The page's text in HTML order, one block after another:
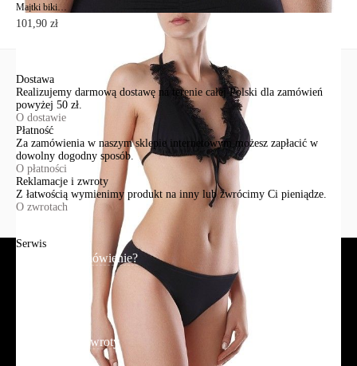
Majtki bikini ze średnim stanem SANDRA
101,90 zł
Dostawa
Realizujemy darmową dostawę na terenie całej Polski dla zamówień
powyżej 50 zł.
O dostawie
Płatność
Za zamówienia w naszym sklepie internetowym możesz zapłacić w
dowolny dogodny sposób.
O płatności
Reklamacje i zwroty
Z łatwością wymienimy produkt na inny lub zwrócimy Ci pieniądze.
O zwrotach
Serwis
Jak złożyć zamówienie?
Reklamacje i zwroty